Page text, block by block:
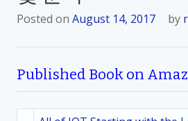
Posted on August 14, 2017 by
Published Book on